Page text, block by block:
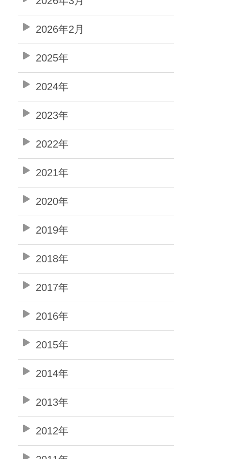
2026年2月
2025年
2024年
2023年
2022年
2021年
2020年
2019年
2018年
2017年
2016年
2015年
2014年
2013年
2012年